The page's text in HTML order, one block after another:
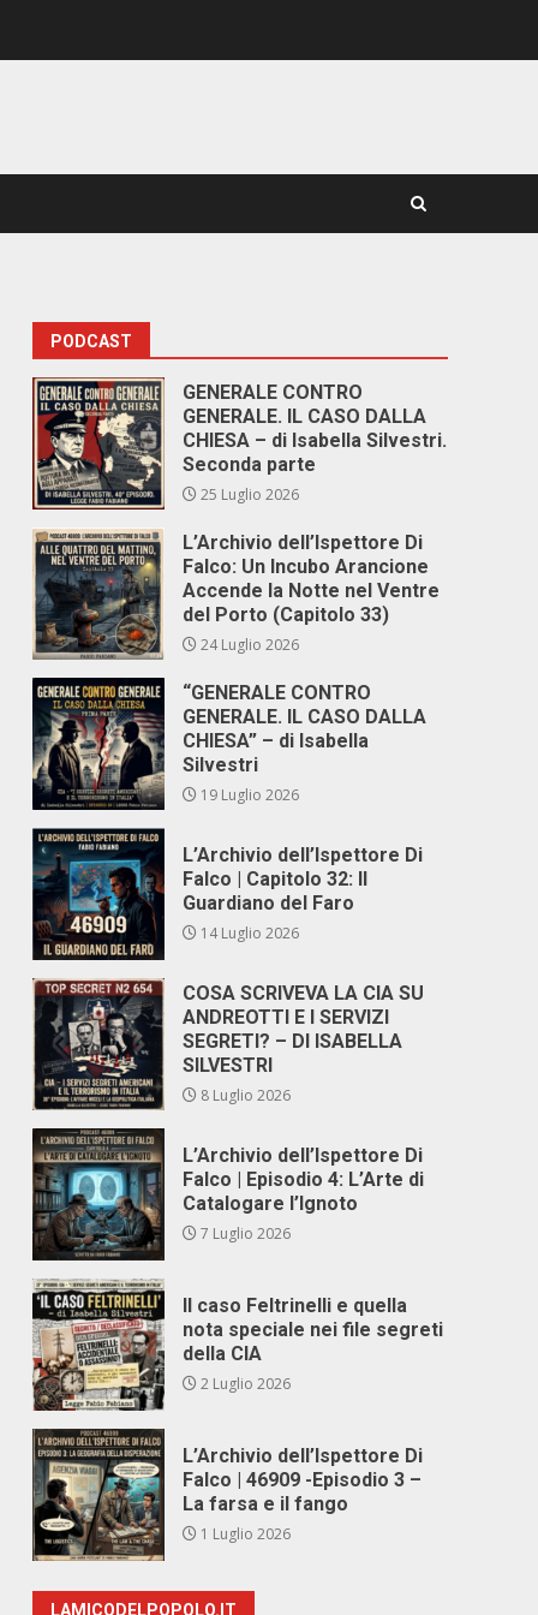
PODCAST
GENERALE CONTRO
GENERALE. IL CASO DALLA
CHIESA – di Isabella Silvestri.
Seconda parte
25 Luglio 2026
L’Archivio dell’Ispettore Di
Falco: Un Incubo Arancione
Accende la Notte nel Ventre
del Porto (Capitolo 33)
24 Luglio 2026
“GENERALE CONTRO
GENERALE. IL CASO DALLA
CHIESA” – di Isabella
Silvestri
19 Luglio 2026
L’Archivio dell’Ispettore Di
Falco | Capitolo 32: Il
Guardiano del Faro
14 Luglio 2026
COSA SCRIVEVA LA CIA SU
ANDREOTTI E I SERVIZI
SEGRETI? – DI ISABELLA
SILVESTRI
8 Luglio 2026
L’Archivio dell’Ispettore Di
Falco | Episodio 4: L’Arte di
Catalogare l’Ignoto
7 Luglio 2026
Il caso Feltrinelli e quella
nota speciale nei file segreti
della CIA
2 Luglio 2026
L’Archivio dell’Ispettore Di
Falco | 46909 -Episodio 3 –
La farsa e il fango
1 Luglio 2026
LAMICODELPOPOLO.IT